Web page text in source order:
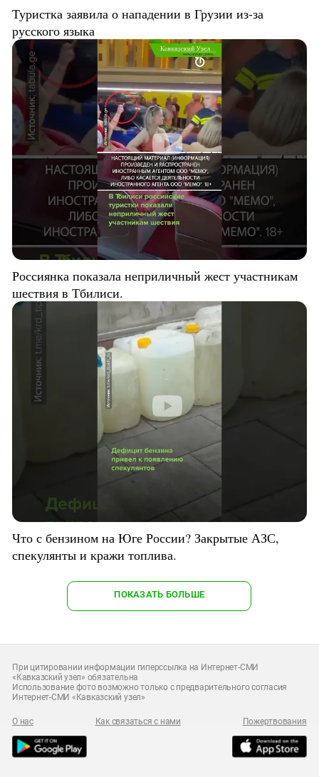
Туристка заявила о нападении в Грузии из-за
русского языка
Россиянка показала неприличный жест участникам
шествия в Тбилиси.
Что с бензином на Юге России? Закрытые АЗС,
спекулянты и кражи топлива.
ПОКАЗАТЬ БОЛЬШЕ
При цитировании информации гиперссылка на Интернет-СМИ
«Кавказский узел» обязательна
Использование фото возможно только с предварительного согласия
Интернет-СМИ «Кавказский узел»
О нас Как связаться с нами Пожертвования